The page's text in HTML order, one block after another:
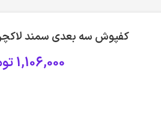
کفپوش سه بعدی سمند
1,106,000